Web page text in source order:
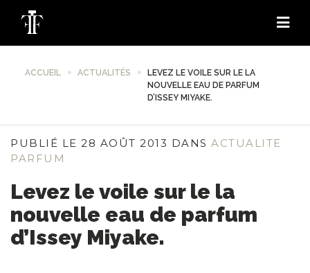
ACCUEIL ACTUALITÉS
LEVEZ LE VOILE SUR LE LA
NOUVELLE EAU DE PARFUM
D’ISSEY MIYAKE.
PUBLIÉ LE 28 AOÛT 2013 DANS ACTUALITE
PARFUM
Levez le voile sur le la
nouvelle eau de parfum
d’Issey Miyake.